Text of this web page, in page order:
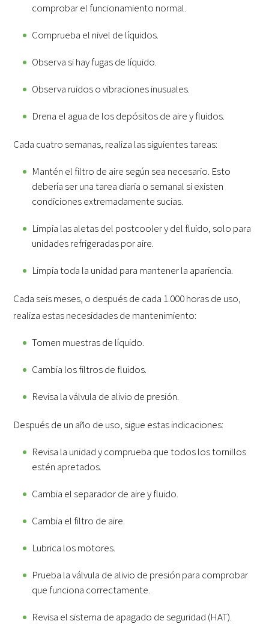
comprobar el funcionamiento normal.
Comprueba el nivel de líquidos.
Observa si hay fugas de líquido.
Observa ruidos o vibraciones inusuales.
Drena el agua de los depósitos de aire y fluidos.
Cada cuatro semanas, realiza las siguientes tareas:
Mantén el filtro de aire según sea necesario. Esto
debería ser una tarea diaria o semanal si existen
condiciones extremadamente sucias.
Limpia las aletas del postcooler y del fluido, solo para
unidades refrigeradas por aire.
Limpia toda la unidad para mantener la apariencia.
Cada seis meses, o después de cada 1.000 horas de uso,
realiza estas necesidades de mantenimiento:
Tomen muestras de líquido.
Cambia los filtros de fluidos.
Revisa la válvula de alivio de presión.
Después de un año de uso, sigue estas indicaciones:
Revisa la unidad y comprueba que todos los tornillos
estén apretados.
Cambia el separador de aire y fluido.
Cambia el filtro de aire.
Lubrica los motores.
Prueba la válvula de alivio de presión para comprobar
que funciona correctamente.
Revisa el sistema de apagado de seguridad (HAT).